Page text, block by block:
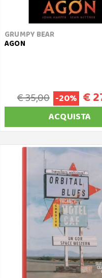
GRUMPY BEAR
AGON
€ 35,00 -20% €
ACQUISTA